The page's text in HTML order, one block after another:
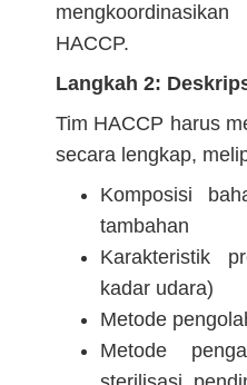
HACCP.
Langkah 2:
Tim HACCP harus
secara lengkap,
Komposisi
tambahan
Karakteristik
kadar udara)
Metode
Metode